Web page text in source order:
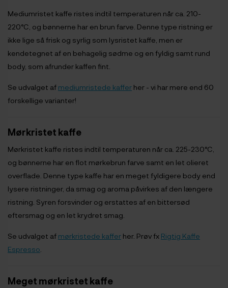
Mediumristet kaffe ristes indtil temperaturen når ca. 210-
220°C, og bønnerne har en brun farve. Denne type ristning er
ikke lige så frisk og syrlig som lysristet kaffe, men er
kendetegnet af en behagelig sødme og en fyldig samt rund
body, som afrunder kaffen fint.
Se udvalget af mediumristede kaffer her - vi har mere end 60
forskellige varianter!
Mørkristet kaffe
Mørkristet kaffe ristes indtil temperaturen når ca. 225-230°C,
og bønnerne har en flot mørkebrun farve samt en let olieret
overflade. Denne type kaffe har en meget fyldigere body end
lysere ristninger, da smag og aroma påvirkes af den længere
ristning. Syren forsvinder og erstattes af en bittersød
eftersmag og en let krydret smag.
Se udvalget af mørkristede kaffer her. Prøv fx Rigtig Kaffe
Espresso
Meget mørkristet kaffe